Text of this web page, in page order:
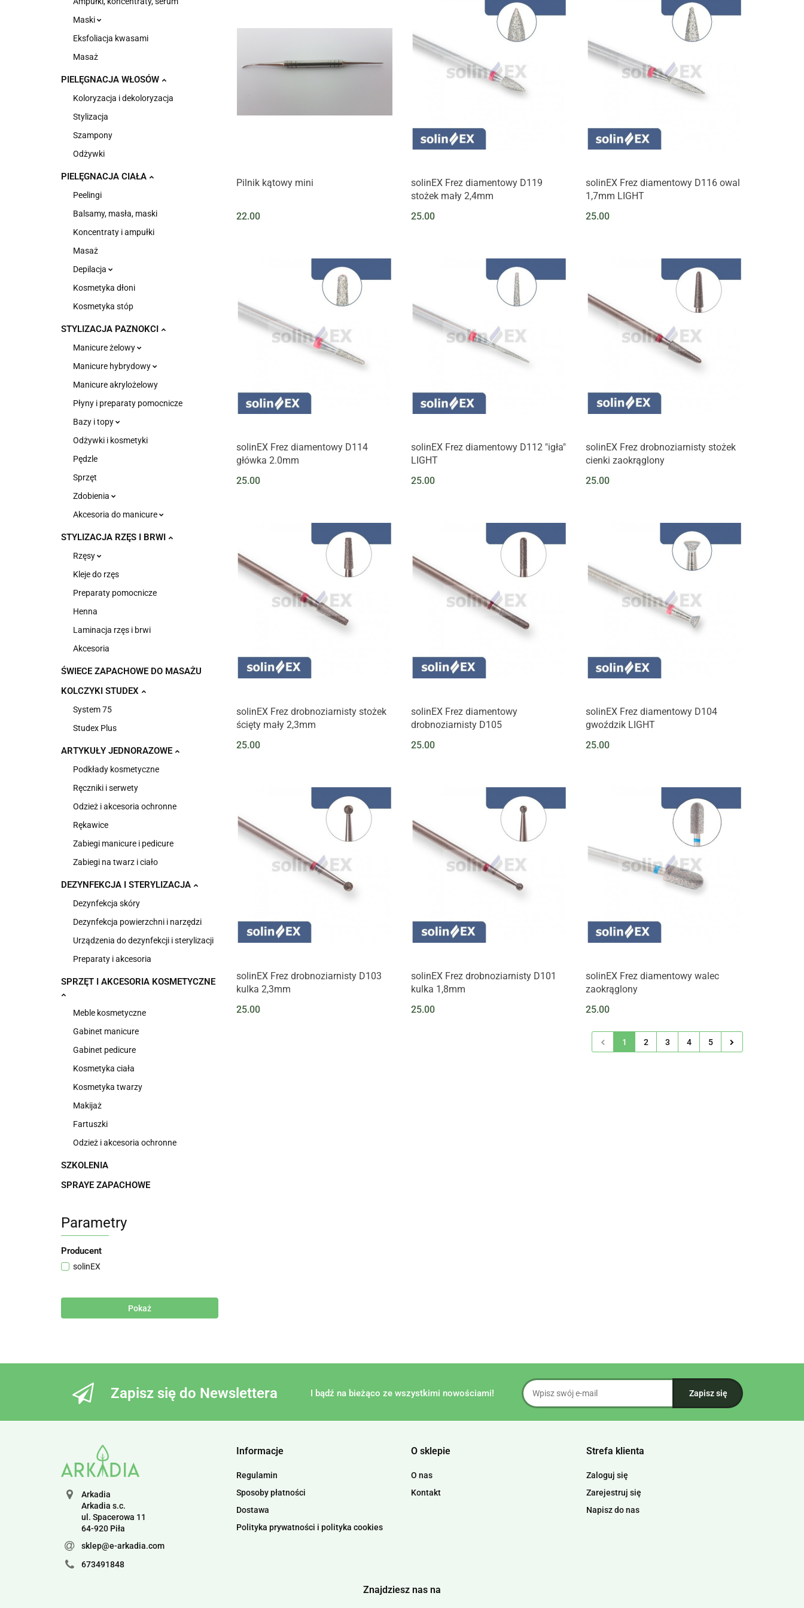
Maski
Eksfoliacja kwasami
Masaż
PIELĘGNACJA WŁOSÓW
Koloryzacja i dekoloryzacja
Stylizacja
Szampony
Odżywki
PIELĘGNACJA CIAŁA
Peelingi
Balsamy, masła, maski
Koncentraty i ampułki
Masaż
Depilacja
Kosmetyka dłoni
Kosmetyka stóp
STYLIZACJA PAZNOKCI
Manicure żelowy
Manicure hybrydowy
Manicure akrylożelowy
Płyny i preparaty pomocnicze
Bazy i topy
Odżywki i kosmetyki
Pędzle
Sprzęt
Zdobienia
Akcesoria do manicure
STYLIZACJA RZĘS I BRWI
Rzęsy
Kleje do rzęs
Preparaty pomocnicze
Henna
Laminacja rzęs i brwi
Akcesoria
ŚWIECE ZAPACHOWE DO MASAŻU
KOLCZYKI STUDEX
System 75
Studex Plus
ARTYKUŁY JEDNORAZOWE
Podkłady kosmetyczne
Ręczniki i serwety
Odzież i akcesoria ochronne
Rękawice
Zabiegi manicure i pedicure
Zabiegi na twarz i ciało
DEZYNFEKCJA I STERYLIZACJA
Dezynfekcja skóry
Dezynfekcja powierzchni i narzędzi
Urządzenia do dezynfekcji i sterylizacji
Preparaty i akcesoria
SPRZĘT I AKCESORIA KOSMETYCZNE
Meble kosmetyczne
Gabinet manicure
Gabinet pedicure
Kosmetyka ciała
Kosmetyka twarzy
Makijaż
Fartuszki
Odzież i akcesoria ochronne
SZKOLENIA
SPRAYE ZAPACHOWE
Parametry
Producent
solinEX
Pokaż
Pilnik kątowy mini
22.00
solinEX Frez diamentowy D119
stożek mały 2,4mm
25.00
solinEX Frez diamentowy D116 owal
1,7mm LIGHT
25.00
solinEX Frez diamentowy D114
główka 2.0mm
25.00
solinEX Frez diamentowy D112 "igła"
LIGHT
25.00
solinEX Frez drobnoziarnisty stożek
cienki zaokrąglony
25.00
solinEX Frez drobnoziarnisty stożek
ścięty mały 2,3mm
25.00
solinEX Frez diamentowy
drobnoziarnisty D105
25.00
solinEX Frez diamentowy D104
gwoździk LIGHT
25.00
solinEX Frez drobnoziarnisty D103
kulka 2,3mm
25.00
solinEX Frez drobnoziarnisty D101
kulka 1,8mm
25.00
solinEX Frez diamentowy walec
zaokrąglony
25.00
1 2 3 4 5
Zapisz się do Newslettera I bądź na bieżąco ze wszystkimi nowościami!
Arkadia
Arkadia s.c.
ul. Spacerowa 11
64-920 Piła
sklep@e-arkadia.com
673491848
Informacje
Regulamin
Sposoby płatności
Dostawa
Polityka prywatności i polityka cookies
O sklepie
O nas
Kontakt
Strefa klienta
Zaloguj się
Zarejestruj się
Napisz do nas
Znajdziesz nas na